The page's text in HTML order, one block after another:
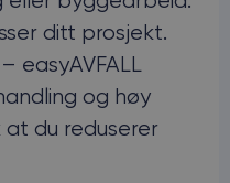
ditt prosjekt.
easyAVFALL
og høy
at du reduserer